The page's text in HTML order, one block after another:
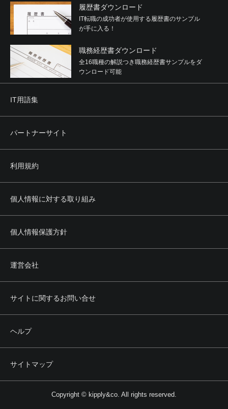
履歴書ダウンロード
IT転職の成功者が使用する履歴書のサンプル
が手に入る！
職務経歴書ダウンロード
全16職種の解説つき職務経歴書サンプルをダ
ウンロード可能
IT用語集
パートナーサイト
利用規約
個人情報に対する取り組み
個人情報保護方針
運営会社
サイトに関するお問い合せ
ヘルプ
サイトマップ
Copyright © kipply&co. All rights reserved.